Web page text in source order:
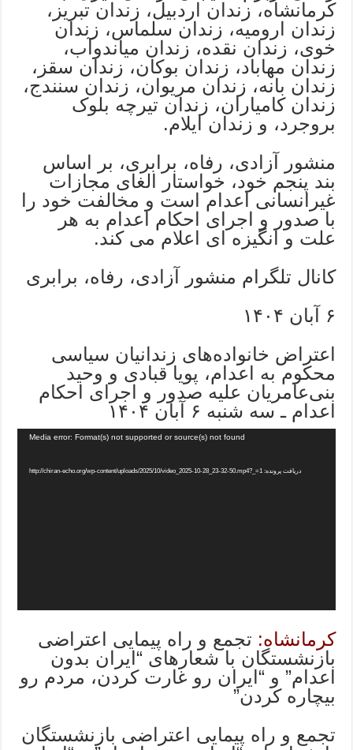
کرمانشاه، زندان اردبیل، زندان تبریز،
زندان ارومیه، زندان سلماس، زندان
خوی، زندان نقده، زندان میاندوآب،
زندان مهاباد، زندان بوکان، زندان سقز،
زندان بانه، زندان مریوان، زندان سنندج،
زندان کامیاران، زندان تیرچه بلوک
بروجرد، و زندان ایلام.
منشور آزادی، رفاه، برابری، بر اساس
بند پنجم خود، خواستار الغای مجازات
غیرانسانی اعدام است و مخالفت خود را
با صدور و اجرای احکام اعدام به هر
علت و انگیزه ای اعلام می کند.
کانال تلگرام منشور آزادی، رفاه، برابری
۶ آبان ۱۴۰۴
اعتراض خانواده‌های زندانیان سیاسی
محکوم به اعدام، پویا قبادی و وحید
بنی‌عامریان علیه صدور و اجرای احکام
اعدام ـ سه شنبه ۶ آبان ۱۴۰۴
Media error: Format(s) not supported or source(s) not found
دریافت پرونده: http://chiran-echo.org/wp-content/uploads/2025/10/video_2025-10-28_23-32-50.mp4?_=1
کرمانشاه: تجمع و راه پیمایی اعتراضی
بازنشستگان با شعارهای “ایران بدون
اعدام” و “ایران رو غارت کردن، مردم رو
بیچاره کردن”
تجمع و راه پیمایی اعتراضی بازنشستگان